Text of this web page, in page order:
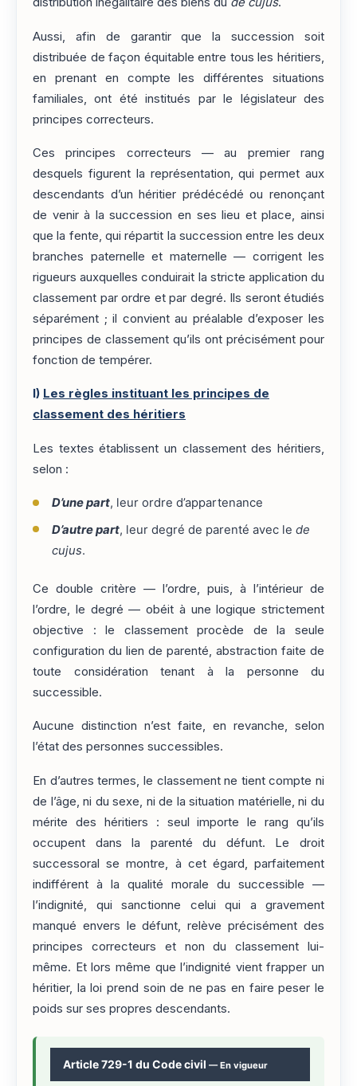
Aussi, afin de garantir que la succession soit
distribuée de façon équitable entre tous les héritiers,
en prenant en compte les différentes situations
familiales, ont été institués par le législateur des
principes correcteurs.
Ces principes correcteurs — au premier rang
desquels figurent la représentation, qui permet aux
descendants d’un héritier prédécédé ou renonçant
de venir à la succession en ses lieu et place, ainsi
que la fente, qui répartit la succession entre les deux
branches paternelle et maternelle — corrigent les
rigueurs auxquelles conduirait la stricte application du
classement par ordre et par degré. Ils seront étudiés
séparément ; il convient au préalable d’exposer les
principes de classement qu’ils ont précisément pour
fonction de tempérer.
I) Les règles instituant les principes de
classement des héritiers
Les textes établissent un classement des héritiers,
selon :
D’une part, leur ordre d’appartenance
D’autre part, leur degré de parenté avec le de
cujus.
Ce double critère — l’ordre, puis, à l’intérieur de
l’ordre, le degré — obéit à une logique strictement
objective : le classement procède de la seule
configuration du lien de parenté, abstraction faite de
toute considération tenant à la personne du
successible.
Aucune distinction n’est faite, en revanche, selon
l’état des personnes successibles.
En d’autres termes, le classement ne tient compte ni
de l’âge, ni du sexe, ni de la situation matérielle, ni du
mérite des héritiers : seul importe le rang qu’ils
occupent dans la parenté du défunt. Le droit
successoral se montre, à cet égard, parfaitement
indifférent à la qualité morale du successible —
l’indignité, qui sanctionne celui qui a gravement
manqué envers le défunt, relève précisément des
principes correcteurs et non du classement lui-
même. Et lors même que l’indignité vient frapper un
héritier, la loi prend soin de ne pas en faire peser le
poids sur ses propres descendants.
Article 729-1 du Code civil — En vigueur